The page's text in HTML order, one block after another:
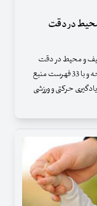
در دقت
و محیط در دقت
زمان‌بندی پیش‌بین انطباقی" مقاله ای است در 20 صفحه و با 33 فهرست منبع
حرکتی و ورزشی